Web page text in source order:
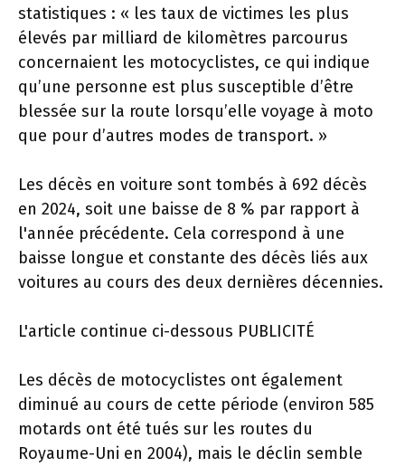
statistiques : « les taux de victimes les plus
élevés par milliard de kilomètres parcourus
concernaient les motocyclistes, ce qui indique
qu’une personne est plus susceptible d’être
blessée sur la route lorsqu’elle voyage à moto
que pour d’autres modes de transport. »
Les décès en voiture sont tombés à 692 décès
en 2024, soit une baisse de 8 % par rapport à
l'année précédente. Cela correspond à une
baisse longue et constante des décès liés aux
voitures au cours des deux dernières décennies.
L'article continue ci-dessous PUBLICITÉ
Les décès de motocyclistes ont également
diminué au cours de cette période (environ 585
motards ont été tués sur les routes du
Royaume-Uni en 2004), mais le déclin semble